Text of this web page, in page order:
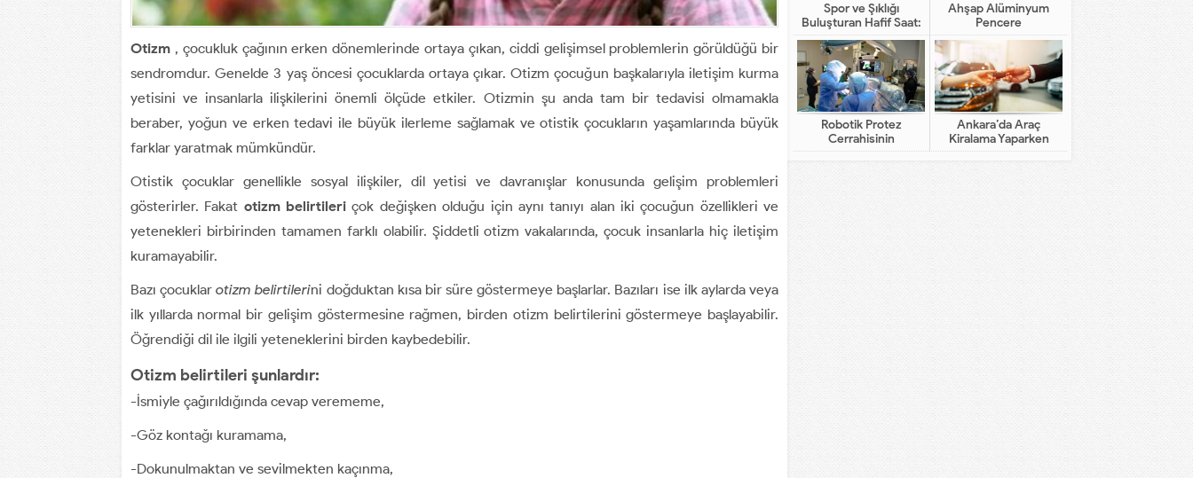
Otizm , çocukluk çağının erken dönemlerinde ortaya çıkan, ciddi gelişimsel problemlerin görüldüğü bir
sendromdur. Genelde 3 yaş öncesi çocuklarda ortaya çıkar. Otizm çocuğun başkalarıyla iletişim kurma
yetisini ve insanlarla ilişkilerini önemli ölçüde etkiler. Otizmin şu anda tam bir tedavisi olmamakla
beraber, yoğun ve erken tedavi ile büyük ilerleme sağlamak ve otistik çocukların yaşamlarında büyük
farklar yaratmak mümkündür.
Otistik çocuklar genellikle sosyal ilişkiler, dil yetisi ve davranışlar konusunda gelişim problemleri
gösterirler. Fakat otizm belirtileri çok değişken olduğu için aynı tanıyı alan iki çocuğun özellikleri ve
yetenekleri birbirinden tamamen farklı olabilir. Şiddetli otizm vakalarında, çocuk insanlarla hiç iletişim
kuramayabilir.
Bazı çocuklarotizm belirtilerini doğduktan kısa bir süre göstermeye başlarlar. Bazıları ise ilk aylarda veya
ilk yıllarda normal bir gelişim göstermesine rağmen, birden otizm belirtilerini göstermeye başlayabilir.
Öğrendiği dil ile ilgili yeteneklerini birden kaybedebilir.
Otizm belirtileri şunlardır:
-İsmiyle çağırıldığında cevap verememe,
-Göz kontağı kuramama,
-Dokunulmaktan ve sevilmekten kaçınma,
Spor ve Şıklığı
Buluşturan Hafif Saat:
HUAWEI WATCH FIT 5
Pro
Ahşap Alüminyum
Pencere
Robotik Protez
Cerrahisinin
Geleneksel Cerrahiden
Farkı Nedir?
Ankara’da Araç
Kiralama Yaparken
Dikkat Edilecekler